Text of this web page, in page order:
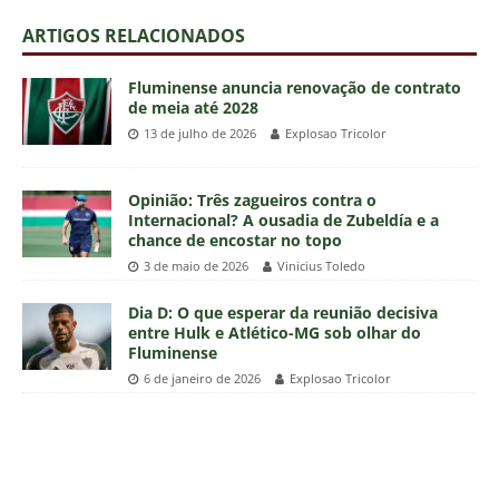
ARTIGOS RELACIONADOS
Fluminense anuncia renovação de contrato
de meia até 2028
13 de julho de 2026 Explosao Tricolor
Opinião: Três zagueiros contra o
Internacional? A ousadia de Zubeldía e a
chance de encostar no topo
3 de maio de 2026 Vinicius Toledo
Dia D: O que esperar da reunião decisiva
entre Hulk e Atlético-MG sob olhar do
Fluminense
6 de janeiro de 2026 Explosao Tricolor